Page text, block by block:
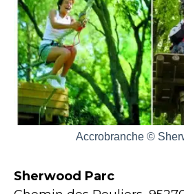
Accrobranche ©
Sherwood Parc